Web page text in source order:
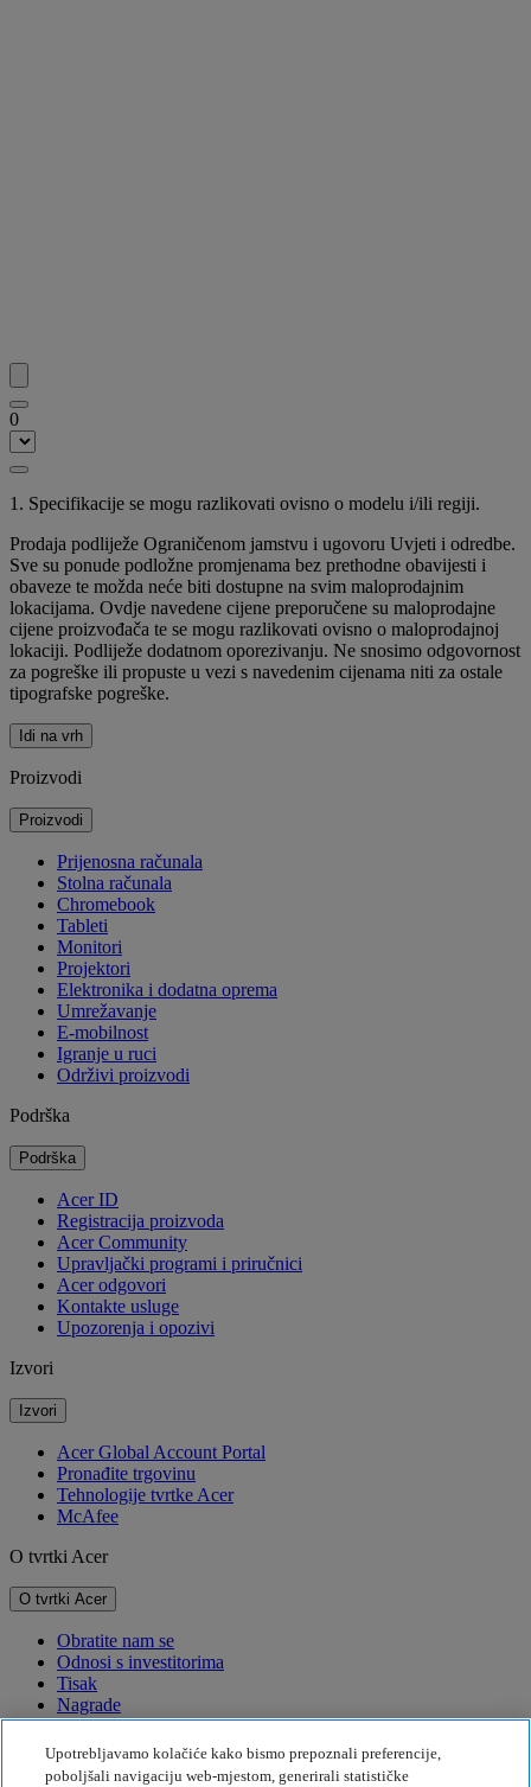
0
1. Specifikacije se mogu razlikovati ovisno o modelu i/ili regiji.
Prodaja podliježe Ograničenom jamstvu i ugovoru Uvjeti i odredbe.
Sve su ponude podložne promjenama bez prethodne obavijesti i
obaveze te možda neće biti dostupne na svim maloprodajnim
lokacijama. Ovdje navedene cijene preporučene su maloprodajne
cijene proizvođača te se mogu razlikovati ovisno o maloprodajnoj
lokaciji. Podliježe dodatnom oporezivanju. Ne snosimo odgovornost
za pogreške ili propuste u vezi s navedenim cijenama niti za ostale
tipografske pogreške.
Idi na vrh
Proizvodi
Proizvodi
Prijenosna računala
Stolna računala
Chromebook
Tableti
Monitori
Projektori
Elektronika i dodatna oprema
Umrežavanje
E-mobilnost
Igranje u ruci
Održivi proizvodi
Podrška
Podrška
Acer ID
Registracija proizvoda
Acer Community
Upravljački programi i priručnici
Acer odgovori
Kontakte usluge
Upozorenja i opozivi
Izvori
Izvori
Acer Global Account Portal
Pronađite trgovinu
Tehnologije tvrtke Acer
McAfee
O tvrtki Acer
O tvrtki Acer
Obratite nam se
Odnosi s investitorima
Tisak
Nagrade
Događaji
Održivost
Upotrebljavamo kolačiće kako bismo prepoznali preferencije,
poboljšali navigaciju web-mjestom, generirali statističke